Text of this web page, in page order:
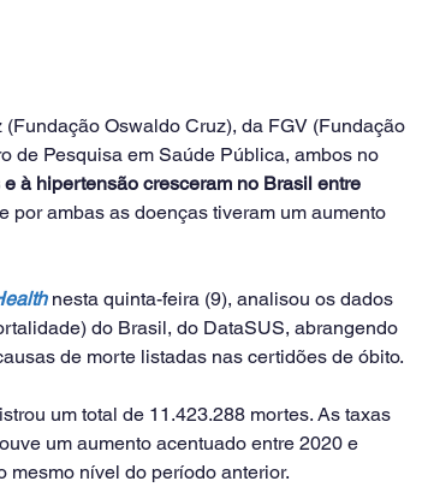
Oswaldo Cruz), da FGV (Fundação
de Pesquisa em Saúde Pública, ambos no
à hipertensão cresceram no Brasil entre
por ambas as doenças tiveram um aumento
nesta quinta-feira (9), analisou os dados
do Brasil, do DataSUS, abrangendo
de morte listadas nas certidões de óbito.
um total de 11.423.288 mortes. As taxas
um aumento acentuado entre 2020 e
mesmo nível do período anterior.